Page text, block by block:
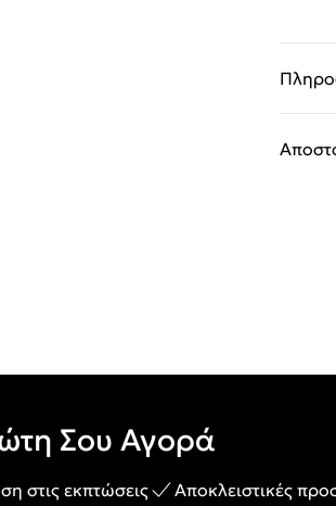
Σου Αγορά
στις εκπτώσεις Αποκλειστικές